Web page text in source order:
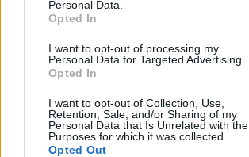
Personal Data.
Opted In
I want to opt-out of processing my
Personal Data for Targeted Advertising.
Opted In
I want to opt-out of Collection, Use,
Retention, Sale, and/or Sharing of my
Personal Data that Is Unrelated with the
Purposes for which it was collected.
Opted Out
06.08.2026